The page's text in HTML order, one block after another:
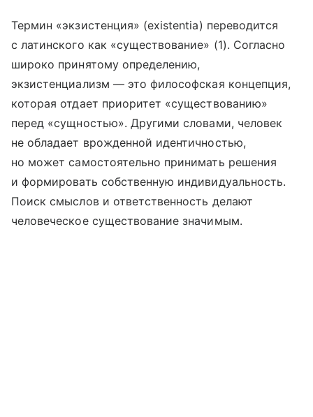
Термин «экзистенция» (existentia) переводится
с латинского как «существование» (1). Согласно
широко принятому определению,
экзистенциализм — это философская концепция,
которая отдает приоритет «существованию»
перед «сущностью». Другими словами, человек
не обладает врожденной идентичностью,
но может самостоятельно принимать решения
и формировать собственную индивидуальность.
Поиск смыслов и ответственность делают
человеческое существование значимым.